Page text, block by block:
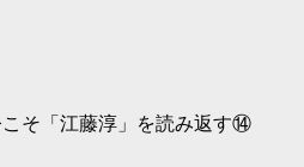
そ「江藤淳」を読み返す⑭